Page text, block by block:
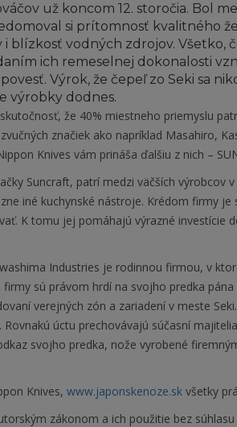
už koncom 12. storočia. Bol
si prítomnosť kvalitného
i blízkosť vodných zdrojov. Všetko,
ich remeselnej dokonalosti
Výrok, že čepeľ zo Seki sa
výrobky dodnes.
že 40% miestneho priemyslu
značiek ako napríklad Masahiro,
Knives vám prináša ďalšiu z nich –
Suncraft, patrí medzi väčších výrobcov v
iné kuchynské nástroje. Krédom firmy
K tomu jej pomáhajú výrazné investície
Industries je rodinnou firmou, v
sú právom hrdí na svojho predka pána
verejných zón a zariadení v meste
úctu prechovávajú súčasní
svojho predka, nože vyrobené
Knives, www.japonskenoze.skvšetky
zákonom a ich použitie bez